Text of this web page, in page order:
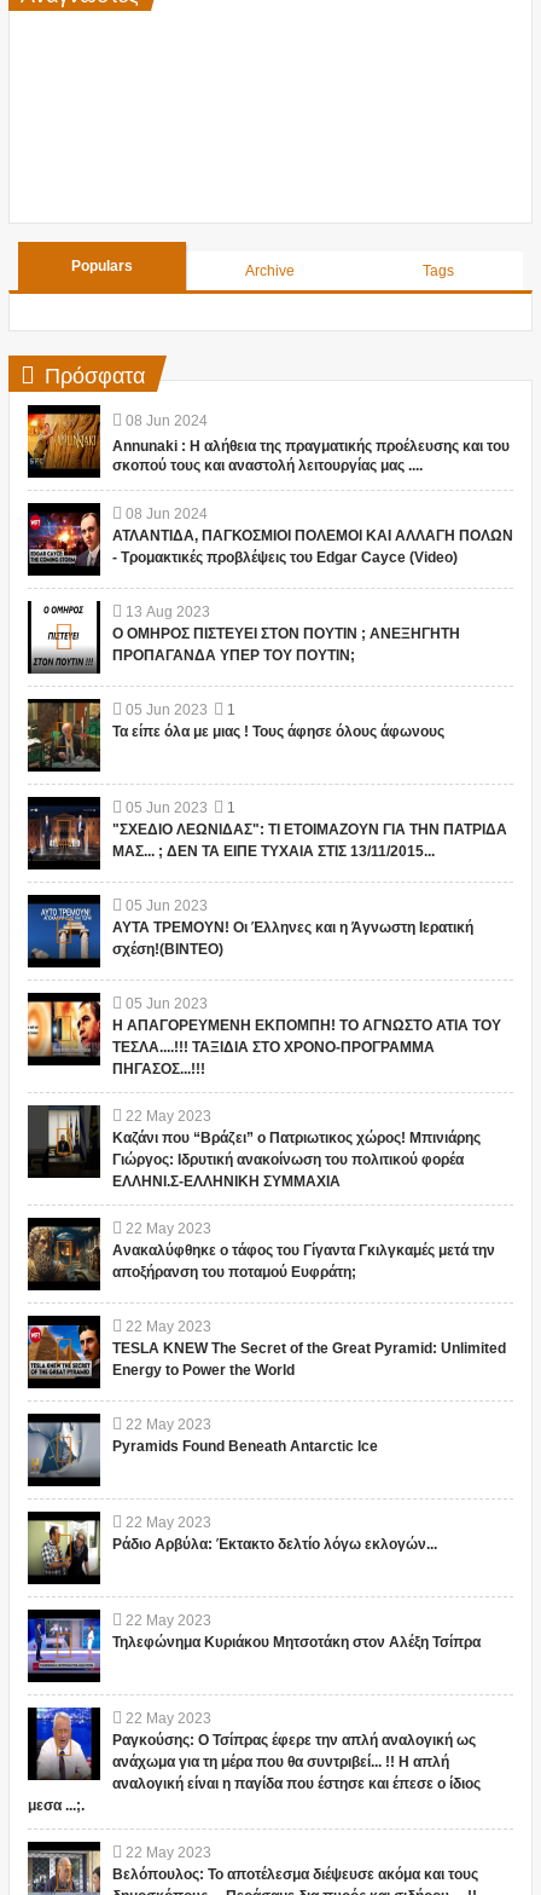
Populars Archive Tags
Πρόσφατα
08 Jun 2024
Annunaki : Η αλήθεια της πραγματικής προέλευσης και του
σκοπού τους και αναστολή λειτουργίας μας ....
08 Jun 2024
ΑΤΛΑΝΤΙΔΑ, ΠΑΓΚΟΣΜΙΟΙ ΠΟΛΕΜΟΙ ΚΑΙ ΑΛΛΑΓΗ ΠΟΛΩΝ
- Τρομακτικές προβλέψεις του Edgar Cayce (Video)
13 Aug 2023
Ο ΟΜΗΡΟΣ ΠΙΣΤΕΥΕΙ ΣΤΟΝ ΠΟΥΤΙΝ ; ΑΝΕΞΗΓΗΤΗ
ΠΡΟΠΑΓΑΝΔΑ ΥΠΕΡ ΤΟΥ ΠΟΥΤΙΝ;
05 Jun 2023
1
Τα είπε όλα με μιας ! Τους άφησε όλους άφωνους
05 Jun 2023
1
"ΣΧΕΔΙΟ ΛΕΩΝΙΔΑΣ": ΤΙ ΕΤΟΙΜΑΖΟΥΝ ΓΙΑ ΤΗΝ ΠΑΤΡΙΔΑ
ΜΑΣ... ; ΔΕΝ ΤΑ ΕΙΠΕ ΤΥΧΑΙΑ ΣΤΙΣ 13/11/2015...
05 Jun 2023
ΑΥΤΑ ΤΡΕΜΟΥΝ! Οι Έλληνες και η Άγνωστη Ιερατική
σχέση!(ΒΙΝΤΕΟ)
05 Jun 2023
Η ΑΠΑΓΟΡΕΥΜΕΝΗ ΕΚΠΟΜΠΗ! ΤΟ ΑΓΝΩΣΤΟ ΑΤΙΑ ΤΟΥ
ΤΕΣΛΑ....!!! ΤΑΞΙΔΙΑ ΣΤΟ ΧΡΟΝΟ-ΠΡΟΓΡΑΜΜΑ
ΠΗΓΑΣΟΣ...!!!
22 May 2023
Καζάνι που “Βράζει” ο Πατριωτικος χώρος! Μπινιάρης
Γιώργος: Ιδρυτική ανακοίνωση του πολιτικού φορέα
ΕΛΛΗΝΙ.Σ-ΕΛΛΗΝΙΚΗ ΣΥΜΜΑΧΙΑ
22 May 2023
Ανακαλύφθηκε ο τάφος του Γίγαντα Γκιλγκαμές μετά την
αποξήρανση του ποταμού Ευφράτη;
22 May 2023
TESLA KNEW The Secret of the Great Pyramid: Unlimited
Energy to Power the World
22 May 2023
Pyramids Found Beneath Antarctic Ice
22 May 2023
Ράδιο Αρβύλα: Έκτακτο δελτίο λόγω εκλογών...
22 May 2023
Τηλεφώνημα Κυριάκου Μητσοτάκη στον Αλέξη Τσίπρα
22 May 2023
Ραγκούσης: Ο Τσίπρας έφερε την απλή αναλογική ως
ανάχωμα για τη μέρα που θα συντριβεί... !! Η απλή
αναλογική είναι η παγίδα που έστησε και έπεσε ο ίδιος
μεσα ...;.
22 May 2023
Βελόπουλος: Το αποτέλεσμα διέψευσε ακόμα και τους